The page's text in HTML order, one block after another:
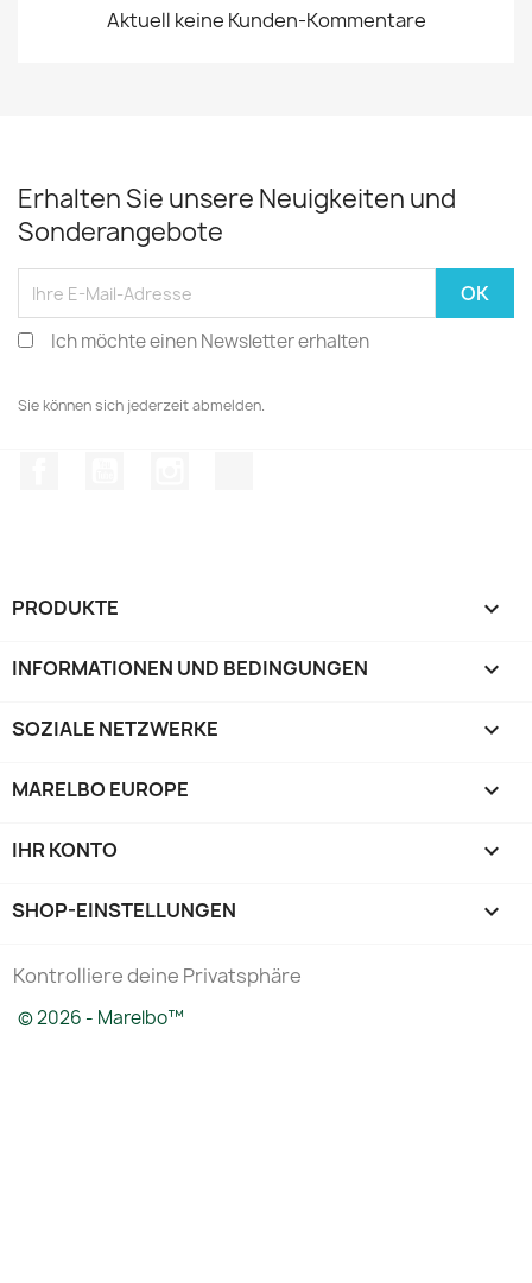
Aktuell keine Kunden-Kommentare
Erhalten Sie unsere Neuigkeiten und
Sonderangebote
Ich möchte einen Newsletter erhalten
Sie können sich jederzeit abmelden.
PRODUKTE 
INFORMATIONEN UND BEDINGUNGEN 
SOZIALE NETZWERKE 
MARELBO EUROPE 
IHR KONTO 
SHOP-EINSTELLUNGEN keyboard_arrow_down
Kontrolliere deine Privatsphäre
© 2026 - Marelbo™